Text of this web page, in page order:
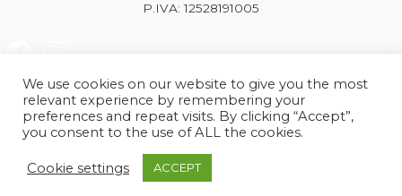
P.IVA: 12528191005
Roma | PI e CF: 12528191005 | markonetsrl@pec.it |
We use cookies on our website to give you the most
relevant experience by remembering your
preferences and repeat visits. By clicking “Accept”,
you consent to the use of ALL the cookies.
Cookie settings ACCEPT